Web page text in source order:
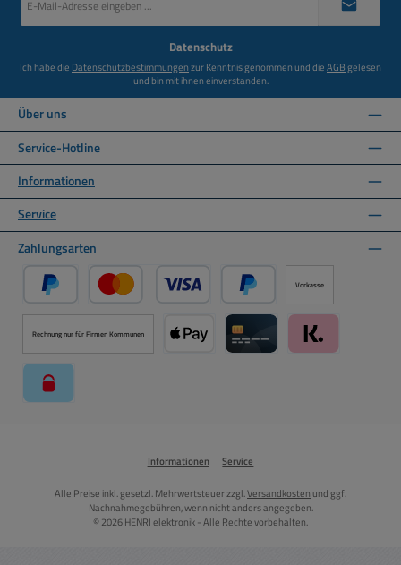
Mail-
Datenschutz
Ich habe die Datenschutzbestimmungenzur Kenntnis genommen und dieAGBgelesen
und bin mit ihnen einverstanden.
Über uns
Service-Hotline
Informationen
Service
Zahlungsarten
PayPal Kredit- oder Debitkarte über PayPal
Später Bezahlen über PayPal
Vorkasse
Rechnung nur für Firmen Kommunen
Informationen Service
Alle Preise inkl. gesetzl. Mehrwertsteuer zzgl.Versandkosten und ggf.
Nachnahmegebühren, wenn nicht anders angegeben.
© 2026 HENRI elektronik - Alle Rechte vorbehalten.